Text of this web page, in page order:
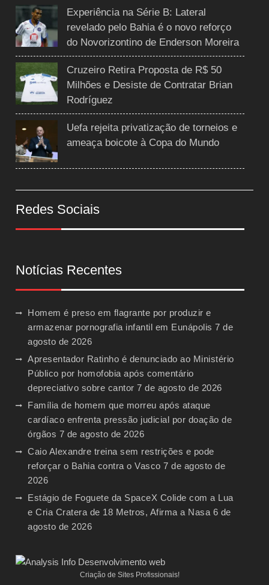
Experiência na Série B: Lateral
revelado pelo Bahia é o novo reforço
do Novorizontino de Enderson Moreira
Cruzeiro Retira Proposta de R$ 50
Milhões e Desiste de Contratar Brian
Rodríguez
Uefa rejeita privatização de torneios e
ameaça boicote à Copa do Mundo
Redes Sociais
Notícias Recentes
Homem é preso em flagrante por produzir e
armazenar pornografia infantil em Eunápolis 7 de
agosto de 2026
Apresentador Ratinho é denunciado ao Ministério
Público por homofobia após comentário
depreciativo sobre cantor 7 de agosto de 2026
Família de homem que morreu após ataque
cardíaco enfrenta pressão judicial por doação de
órgãos 7 de agosto de 2026
Caio Alexandre treina sem restrições e pode
reforçar o Bahia contra o Vasco 7 de agosto de
2026
Estágio de Foguete da SpaceX Colide com a Lua
e Cria Cratera de 18 Metros, Afirma a Nasa 6 de
agosto de 2026
Criação de Sites Profissionais!